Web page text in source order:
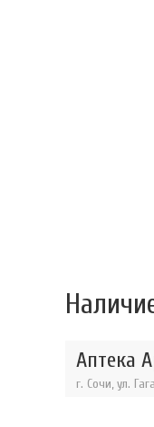
Аптека
г. Сочи, ул.